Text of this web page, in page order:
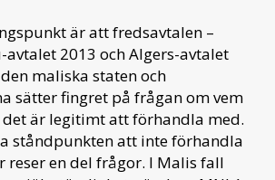
är att fredsavtalen –
2013 och Algers-avtalet
maliska staten och
sätter fingret på frågan om vem
är legitimt att förhandla med.
ståndpunkten att inte förhandla
reser en del frågor. I Malis fall